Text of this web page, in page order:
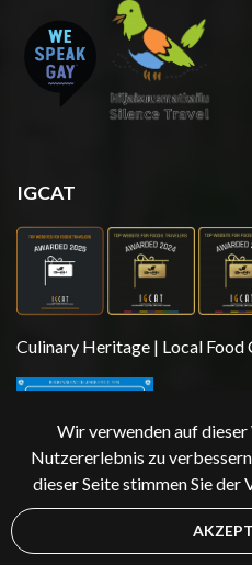
Wir verwenden auf
Nutzererlebnis zu
dieser Seite stimmen Sie der
IGCAT
Culinary Heritage | Local